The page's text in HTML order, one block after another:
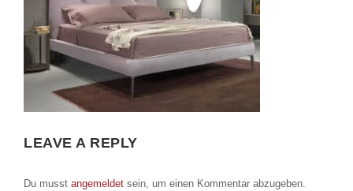
LEAVE A REPLY
Du musst angemeldet sein, um einen Kommentar abzugeben.